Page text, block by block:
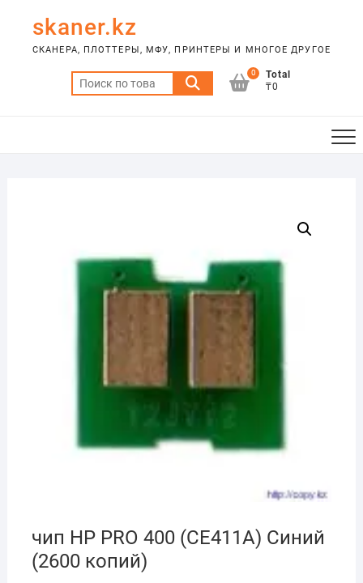
content
skaner.kz
СКАНЕРА, ПЛОТТЕРЫ, МФУ, ПРИНТЕРЫ И МНОГОЕ ДРУГОЕ
Искать:
0
Total
₸0
чип НР PRO 400 (CE411A) Синий
(2600 копий)